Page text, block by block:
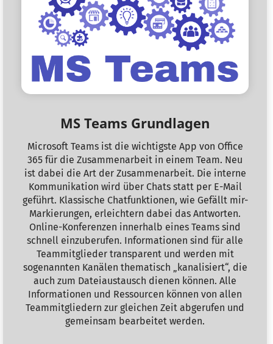
MS Teams Grundlagen
Microsoft Teams ist die wichtigste App von Office
365 für die Zusammenarbeit in einem Team. Neu
ist dabei die Art der Zusammenarbeit. Die interne
Kommunikation wird über Chats statt per E-Mail
geführt. Klassische Chatfunktionen, wie Gefällt mir-
Markierungen, erleichtern dabei das Antworten.
Online-Konferenzen innerhalb eines Teams sind
schnell einzuberufen. Informationen sind für alle
Teammitglieder transparent und werden mit
sogenannten Kanälen thematisch „kanalisiert“, die
auch zum Dateiaustausch dienen können. Alle
Informationen und Ressourcen können von allen
Teammitgliedern zur gleichen Zeit abgerufen und
gemeinsam bearbeitet werden.